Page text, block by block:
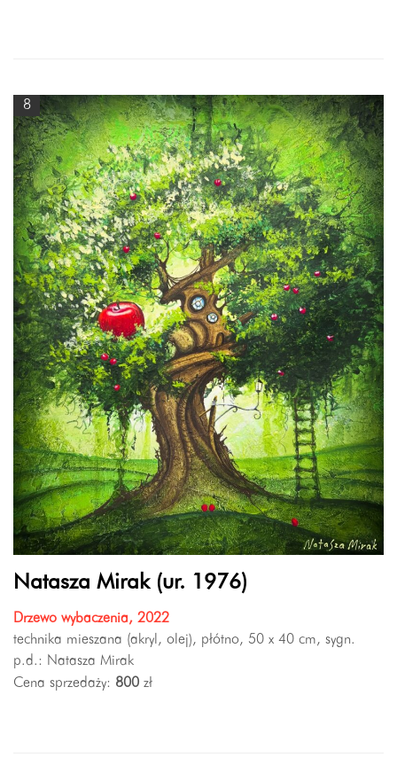
8
Natasza Mirak (ur. 1976)
Drzewo wybaczenia, 2022
technika mieszana (akryl, olej), płótno, 50 x 40 cm, sygn.
p.d.: Natasza Mirak
Cena sprzedaży: 800 zł